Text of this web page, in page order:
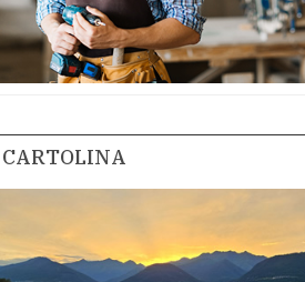
CARTOLINA